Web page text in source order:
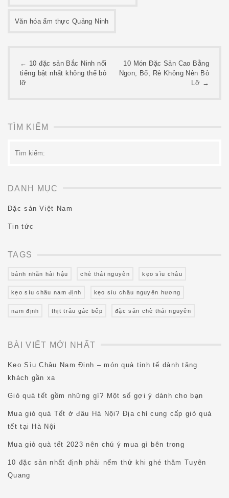
Văn hóa ẩm thực Quảng Ninh
Post
navigation
← 10 đặc sản Bắc Ninh nổi
tiếng bật nhất không thể bỏ
lỡ
10 Món Đặc Sản Cao Bằng
Ngon, Bổ, Rẻ Không Nên Bỏ
Lỡ →
TÌM KIẾM
kiếm:
DANH MỤC
Đặc sản Việt Nam
Tin tức
TAGS
bánh nhãn hải hậu chè thái nguyên kẹo sìu châu
kẹo sìu châu nam định kẹo sìu châu nguyên hương
nam định thịt trâu gác bếp đặc sản chè thái nguyên
BÀI VIẾT MỚI NHẤT
Kẹo Sìu Châu Nam Định – món quà tinh tế dành tặng
khách gần xa
Giỏ quà tết gồm những gì? Một số gợi ý dành cho bạn
Mua giỏ quà Tết ở đâu Hà Nội? Địa chỉ cung cấp giỏ quà
tết tại Hà Nội
Mua giỏ quà tết 2023 nên chú ý mua gì bên trong
10 đặc sản nhất định phải nếm thử khi ghé thăm Tuyên
Quang